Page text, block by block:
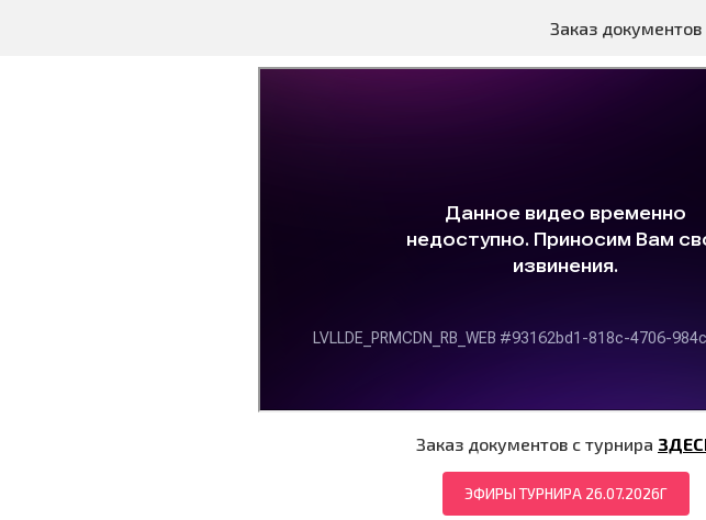
Заказ
Заказ документов с турнира
ЭФИРЫ ТУРНИРА 26.07.2026Г